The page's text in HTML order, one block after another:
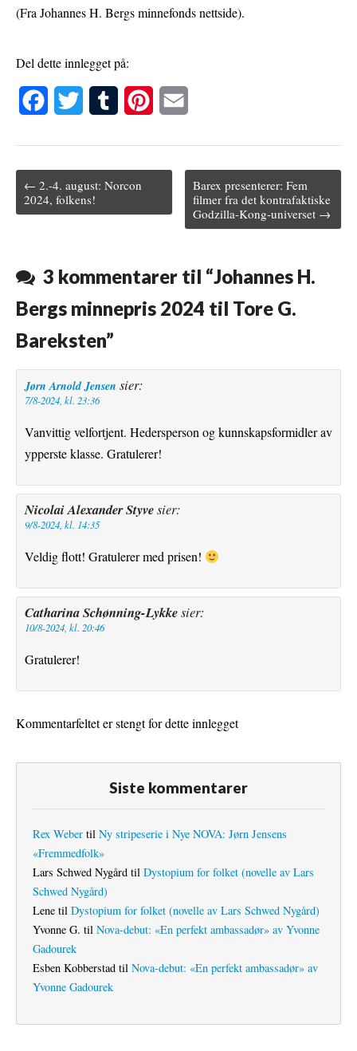
(Fra Johannes H. Bergs minnefonds nettside).
Del dette innlegget på:
e
b
o
k
t
t
r
b
l
e
e
s
Post navigation
← 2.-4. august: Norcon
2024, folkens!
Barex presenterer: Fem
filmer fra det kontrafaktiske
Godzilla-Kong-universet →
3 kommentarer til “Johannes H.
Bergs minnepris 2024 til Tore G.
Bareksten”
Jørn Arnold Jensen sier:
7/8-2024, kl. 23:36
Vanvittig velfortjent. Hedersperson og kunnskapsformidler av
ypperste klasse. Gratulerer!
Nicolai Alexander Styvesier:
9/8-2024, kl. 14:35
Veldig flott! Gratulerer med prisen!
Catharina Schønning-Lykkesier:
10/8-2024, kl. 20:46
Gratulerer!
Kommentarfeltet er stengt for dette innlegget
Siste kommentarer
Rex Weber til Ny stripeserie i Nye NOVA: Jørn Jensens
«Fremmedfolk»
Lars Schwed Nygård til Dystopium for folket (novelle av Lars
Schwed Nygård)
Lene til Dystopium for folket (novelle av Lars Schwed Nygård)
Yvonne G. til Nova-debut: «En perfekt ambassadør» av Yvonne
Gadourek
Esben Kobberstad til Nova-debut: «En perfekt ambassadør» av
Yvonne Gadourek